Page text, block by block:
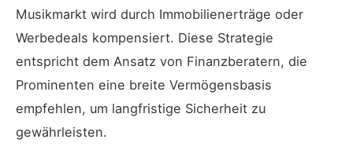
Musikmarkt wird durch Immobilienerträge oder
Werbedeals kompensiert. Diese Strategie
entspricht dem Ansatz von Finanzberatern, die
Prominenten eine breite Vermögensbasis
empfehlen, um langfristige Sicherheit zu
gewährleisten.